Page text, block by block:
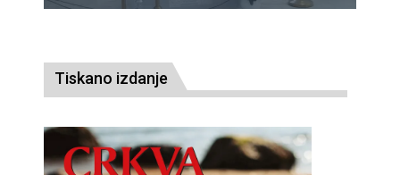
Tiskano izdanje